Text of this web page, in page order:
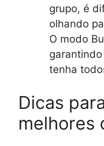
grupo, é
olhando
O modo
tenha
Dicas
melhores